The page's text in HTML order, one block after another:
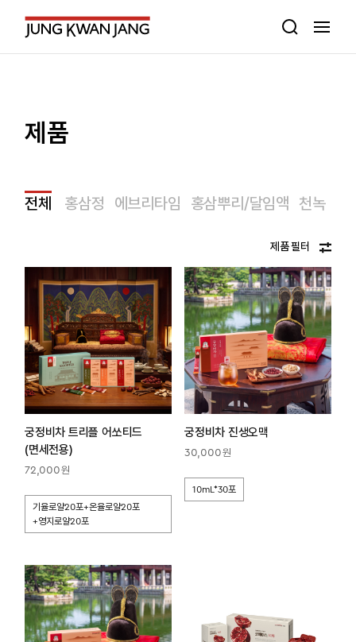
제품
전체 홍삼정 에브리타임 홍삼뿌리/달임액 천녹
제품 필터
궁정비차 트리플 어쏘티드
(면세전용)
72,000원
기율로얄20포+온율로얄20포
+영지로얄20포
궁정비차 진생오맥
30,000원
10mL*30포